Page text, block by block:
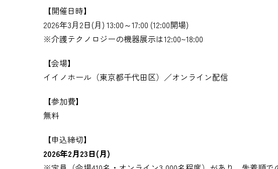
【開催日時】
2026年3月2日(月) 13:00～17:00 (12:00開場)
※介護テクノロジーの機器展示は12:00~18:00
【会場】
イイノホール（東京都千代田区）／オンライン配信
【参加費】
無料
【申込締切】
2026年2月23日(月)